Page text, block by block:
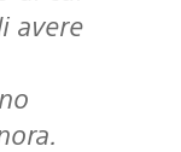
avere